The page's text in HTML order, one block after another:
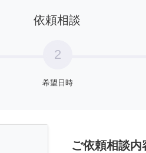
依頼相談
2
希望日時
ご依頼相談内